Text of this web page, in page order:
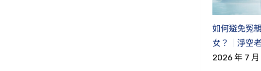
如何避免冤
女？｜淨空
2026 年 7 月